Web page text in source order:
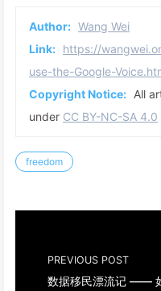
Author: Wang Wei
Link: https://
use-the-Google-
Copyright Notice: All
under CC BY-NC-SA 4.0
freedom
PREVIOUS POST
数据移民漂流记 ——